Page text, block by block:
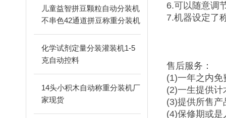
儿童益智拼豆颗粒自动分装机
不串色42通道拼豆称重分装机
化学试剂定量分装灌装机1-5
克自动控料
14头小积木自动称重分装机厂
家现货
6.可以随意调
7.机器设定了
售后服务：
(1)一年之内免
(2)一生提供
(3)提供所售产
(4)保修期或